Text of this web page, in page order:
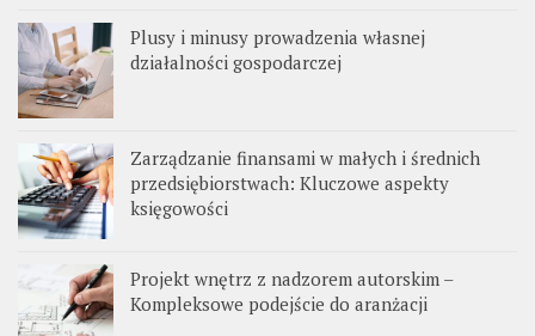
Plusy i minusy prowadzenia własnej
działalności gospodarczej
Zarządzanie finansami w małych i średnich
przedsiębiorstwach: Kluczowe aspekty
księgowości
Projekt wnętrz z nadzorem autorskim –
Kompleksowe podejście do aranżacji